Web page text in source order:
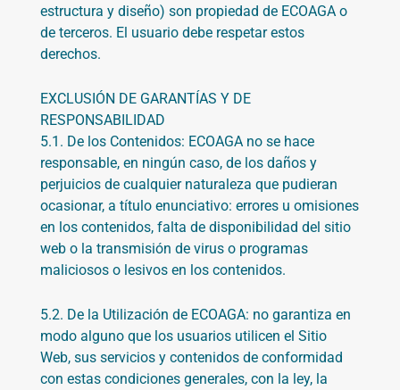
estructura y diseño) son propiedad de ECOAGA o
de terceros. El usuario debe respetar estos
derechos.
EXCLUSIÓN DE GARANTÍAS Y DE
RESPONSABILIDAD
5.1. De los Contenidos: ECOAGA no se hace
responsable, en ningún caso, de los daños y
perjuicios de cualquier naturaleza que pudieran
ocasionar, a título enunciativo: errores u omisiones
en los contenidos, falta de disponibilidad del sitio
web o la transmisión de virus o programas
maliciosos o lesivos en los contenidos.
5.2. De la Utilización de ECOAGA: no garantiza en
modo alguno que los usuarios utilicen el Sitio
Web, sus servicios y contenidos de conformidad
con estas condiciones generales, con la ley, la